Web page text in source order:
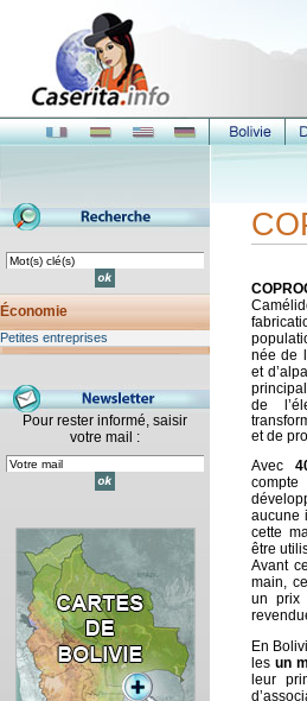
Économie
Petites entreprises
Pour rester informé, saisir
votre mail :
née de
et
de
et de
Avec
aucune
cette
être
Avant
main,
un prix
En
les un
leur